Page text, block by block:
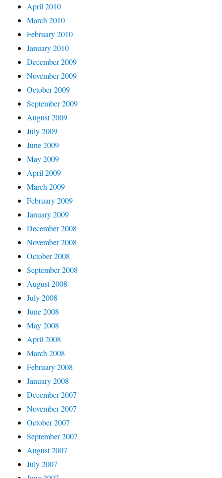
April 2010
March 2010
February 2010
January 2010
December 2009
November 2009
October 2009
September 2009
August 2009
July 2009
June 2009
May 2009
April 2009
March 2009
February 2009
January 2009
December 2008
November 2008
October 2008
September 2008
August 2008
July 2008
June 2008
May 2008
April 2008
March 2008
February 2008
January 2008
December 2007
November 2007
October 2007
September 2007
August 2007
July 2007